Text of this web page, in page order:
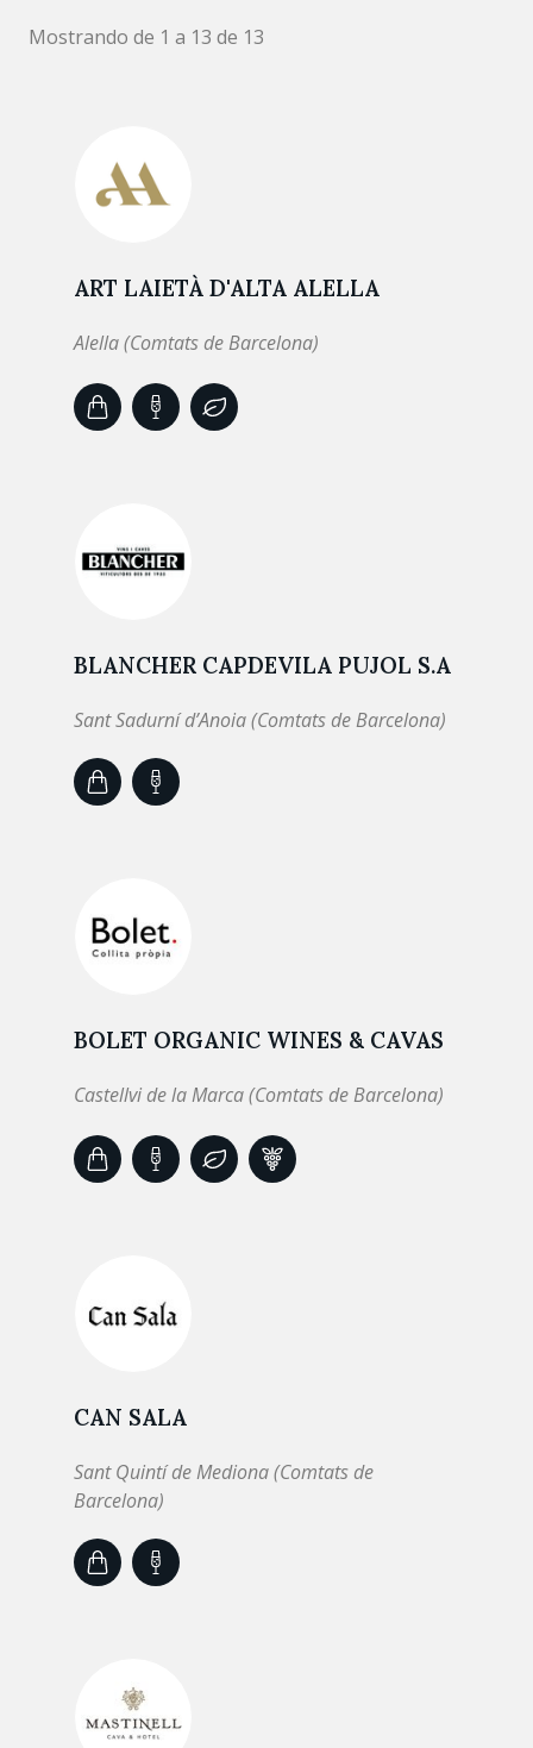
Mostrando de 1 a 13 de 13
ART LAIETÀ D'ALTA ALELLA
Alella (Comtats de Barcelona)
BLANCHER CAPDEVILA PUJOL S.A
Sant Sadurní d’Anoia (Comtats de Barcelona)
BOLET ORGANIC WINES & CAVAS
Castellvi de la Marca (Comtats de Barcelona)
CAN SALA
Sant Quintí de Mediona (Comtats de
Barcelona)